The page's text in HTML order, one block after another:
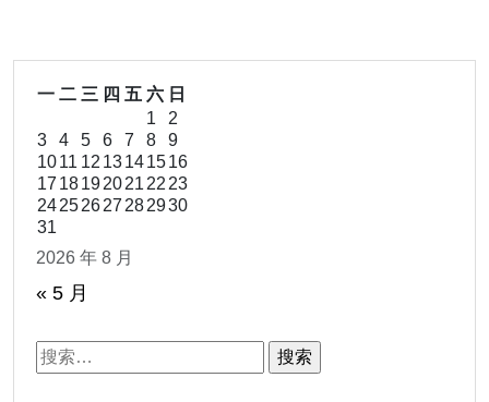
2026 年 8 月
一 二 三 四 五 六 日
1
2
3
4 5 6 7 8
9
1011 12 13141516
17 18192021 22 23
24252627 282930
31
« 5 月
搜
索：